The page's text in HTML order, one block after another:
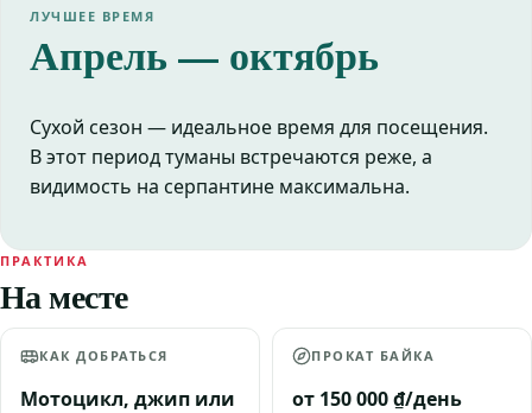
ЛУЧШЕЕ ВРЕМЯ
Апрель — октябрь
Сухой сезон — идеальное время для посещения.
В этот период туманы встречаются реже, а
видимость на серпантине максимальна.
ПРАКТИКА
На месте
КАК ДОБРАТЬСЯ
Мотоцикл, джип или
ПРОКАТ БАЙКА
от 150 000 ₫/день